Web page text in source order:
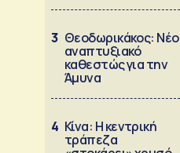
3 Θεοδωρικάκος: Νέο
αναπτυξιακό
καθεστώς για την
Άμυνα
4 Κίνα: Η κεντρική
τράπεζα